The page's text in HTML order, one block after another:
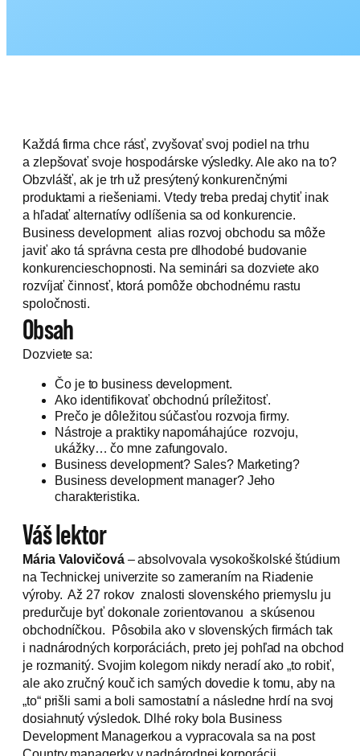
Každá firma chce rásť, zvyšovať svoj podiel na trhu
a zlepšovať svoje hospodárske výsledky. Ale ako na to?
Obzvlášť, ak je trh už presýtený konkurenčnými
produktami a riešeniami. Vtedy treba predaj chytiť inak
a hľadať alternatívy odlíšenia sa od konkurencie.
Business development alias rozvoj obchodu sa môže
javiť ako tá správna cesta pre dlhodobé budovanie
konkurencieschopnosti. Na seminári sa dozviete ako
rozvíjať činnosť, ktorá pomôže obchodnému rastu
spoločnosti.
Obsah
Dozviete sa:
Čo je to business development.
Ako identifikovať obchodnú príležitosť.
Prečo je dôležitou súčasťou rozvoja firmy.
Nástroje a praktiky napomáhajúce rozvoju,
ukážky… čo mne zafungovalo.
Business development? Sales? Marketing?
Business development manager? Jeho
charakteristika.
Váš lektor
Mária Valovičová – absolvovala vysokoškolské štúdium
na Technickej univerzite so zameraním na Riadenie
výroby. Až 27 rokov znalosti slovenského priemyslu ju
predurčuje byť dokonale zorientovanou a skúsenou
obchodníčkou. Pôsobila ako v slovenských firmách tak
i nadnárodných korporáciách, preto jej pohľad na obchod
je rozmanitý. Svojim kolegom nikdy neradí ako „to robiť,
ale ako zručný kouč ich samých dovedie k tomu, aby na
„to“ prišli sami a boli samostatní a následne hrdí na svoj
dosiahnutý výsledok. Dlhé roky bola Business
Development Managerkou a vypracovala sa na post